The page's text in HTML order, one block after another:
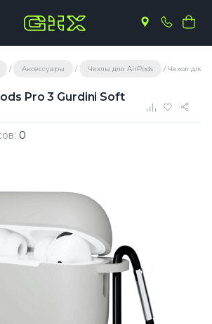
Аксессуары Чехлы для AirPods Чехол для
Pro 3 Gurdini Soft
0